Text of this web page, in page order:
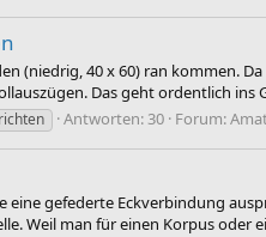
(niedrig, 40 x 60) ran kommen.
Das geht ordentlich ins
Antworten: 30 Forum:
eine gefederte Eckverbindung
Weil man für einen Korpus oder